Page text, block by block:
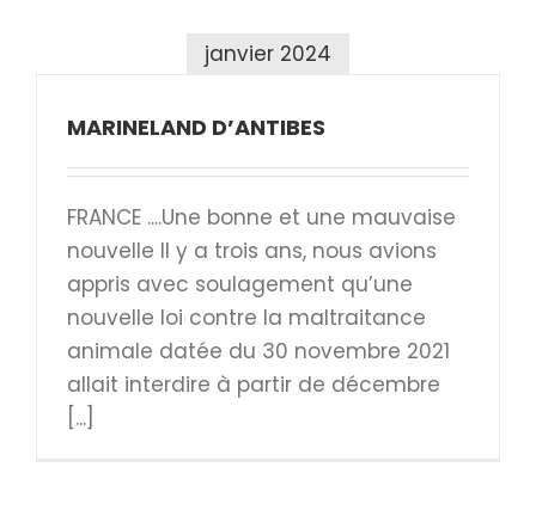
janvier 2024
MARINELAND D’ANTIBES
FRANCE ....Une bonne et une mauvaise
nouvelle Il y a trois ans, nous avions
appris avec soulagement qu’une
nouvelle loi contre la maltraitance
animale datée du 30 novembre 2021
allait interdire à partir de décembre
[...]